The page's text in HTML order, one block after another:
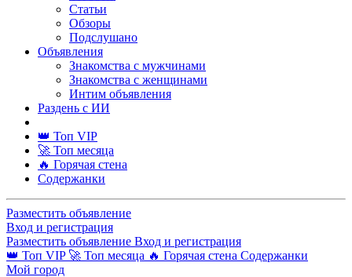
Статьи
Обзоры
Подслушано
Объявления
Знакомства с мужчинами
Знакомства с женщинами
Интим объявления
Раздень с ИИ
👑 Топ VIP
🚀 Топ месяца
🔥 Горячая стена
Содержанки
Разместить объявление
Вход и регистрация
Разместить объявление Вход и регистрация
👑 Топ VIP 🚀 Топ месяца 🔥 Горячая стена Содержанки
Мой город